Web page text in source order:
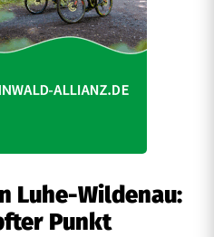
Luhe-Wildenau:
Punkt